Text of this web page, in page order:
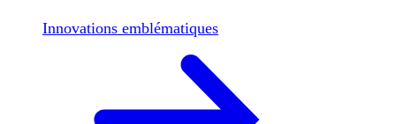
Innovations emblématiques